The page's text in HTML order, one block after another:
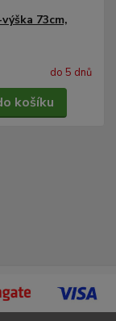
73cm,
do 5 dnů
košíku